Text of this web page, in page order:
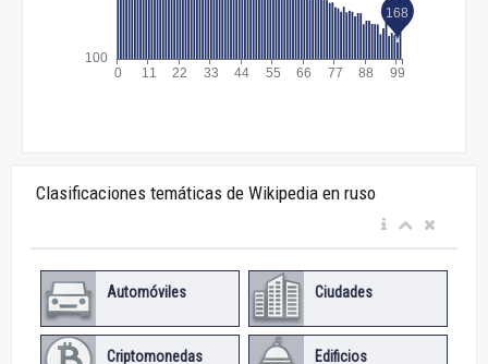
Clasificaciones temáticas de Wikipedia en ruso
Automóviles Ciudades
Criptomonedas Edificios